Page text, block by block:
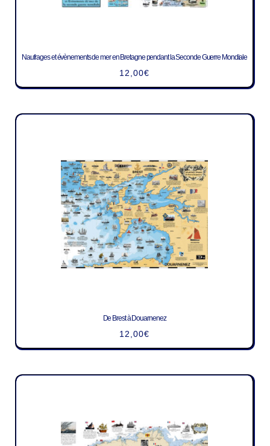
Naufrages et évènements de mer en Bretagne pendant la Seconde Guerre Mondiale
12,00€
De Brest à Douarnenez
12,00€